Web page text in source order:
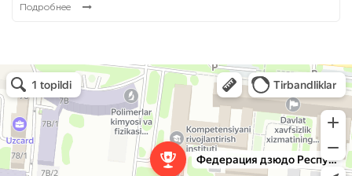
Подробнее